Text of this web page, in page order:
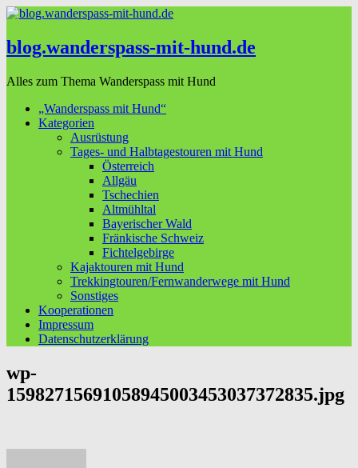
blog.wanderspass-mit-hund.de
Alles zum Thema Wanderspass mit Hund
„Wanderspass mit Hund“
Kategorien
Ausrüstung
Tages- und Halbtagestouren mit Hund
Österreich
Allgäu
Tschechien
Altmühltal
Bayerischer Wald
Fränkische Schweiz
Fichtelgebirge
Kajaktouren mit Hund
Trekkingtouren/Fernwanderwege mit Hund
Sonstiges
Kooperationen
Impressum
Datenschutzerklärung
wp-
15982715691058945003453037372835.jpg